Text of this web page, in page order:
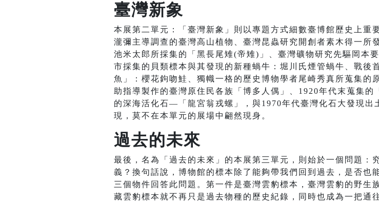
臺灣新象
本展第二單元：「臺灣新象」則以專題方式細數臺博館歷史上重
瀧彌主導調查的臺灣高山植物、臺灣昆蟲研究開創者素木得一所
池米太郎所採集的「黑長尾雉(帝雉)」、臺灣礦物研究先驅岡本
市採集的貝類標本與其發現的新種蝸牛：堀川氏煙管蝸牛、戰後
魚」：櫻花鉤吻鮭、獨幟一格的歷史博物學者尾崎秀真所蒐集的
助指導製作的臺灣原住民各族「博多人偶」、1920年代末蒐集
的深海活化石—「龍宮翁戎螺」，與1970年代臺灣化石大發現出
現，莫不在本單元的展場中翩然現身。
過去的未來
最後，名為「過去的未來」的本展第三單元，則始於一個問題：
義？換句話說，博物館的標本除了能夠帶我們回到過去，是否也
三個物件回答此問題。第一件是臺灣雲豹標本，臺灣雲豹的野生
藏雲豹標本就不再只是過去物種的歷史紀錄，同時也成為一把